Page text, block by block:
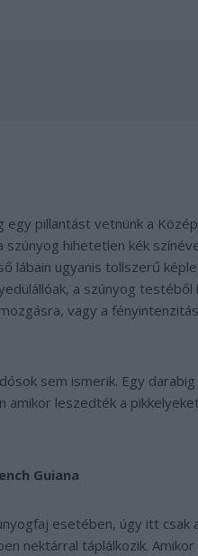
egy pillantást vetnünk a
szúnyog hihetetlen kék
lábain ugyanis tollszerű
a szúnyog
vagy a
sem ismerik. Egy
amikor leszedték a
esetében, úgy itt csak
nektárral táplálkozik.